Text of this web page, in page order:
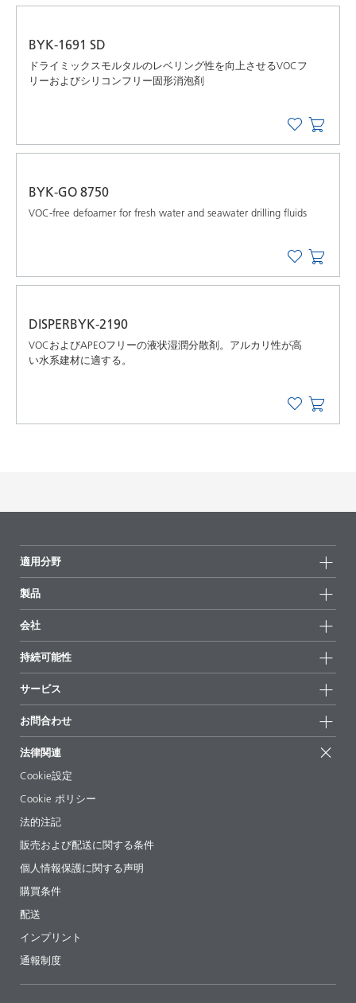
BYK-1691 SD
ドライミックスモルタルのレベリング性を向上させるVOCフ
リーおよびシリコンフリー固形消泡剤
BYK-GO 8750
VOC-free defoamer for fresh water and seawater drilling ﬂuids
DISPERBYK-2190
VOCおよびAPEOフリーの液状湿潤分散剤。アルカリ性が高
い水系建材に適する。
適用分野
製品
全製品
ハイライト
会社
ニュース
拠点と販売代理店
展示会 & イベント
経営陣
持続可能性
持続可能な製品
サクセスストーリー
EcoVadis
証明書
サービス
配合の出発点
論文記事
ebooks(電子書籍)
法令情報
添加剤ガイドアプリ
ビデオ
ダウンロード
お問合わせ
法律関連
Cookie設定
Cookie ポリシー
法的注記
販売および配送に関する条件
個人情報保護に関する声明
購買条件
配送
インプリント
通報制度